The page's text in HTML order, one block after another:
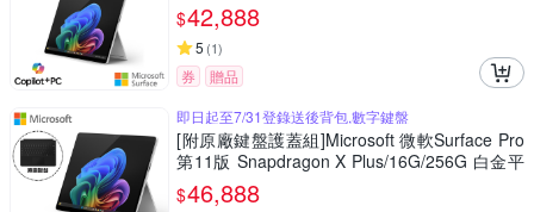
$42,888
5 (1)
券
贈品
即日起至7/31登錄送後背包,數字鍵盤
[附原廠鍵盤護蓋組]Microsoft 微軟Surface Pro
第11版 Snapdragon X Plus/16G/256G 白金平
板筆電ZHX-00016(不含筆)
$46,888